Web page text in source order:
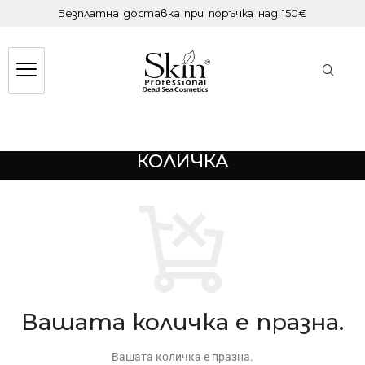
Безплатна доставка при поръчка над 150€
КОЛИЧКА
Вашата количка е празна.
Вашата количка е празна.